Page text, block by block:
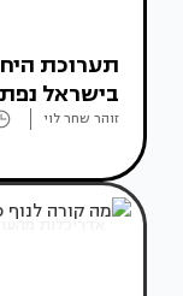
תערוכת
בישראל
זוהר שחר לוי
אדריכלות